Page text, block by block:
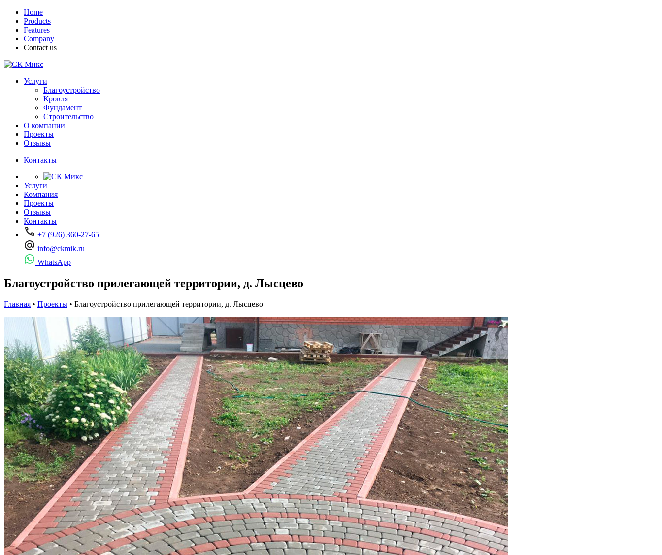
Home
Products
Features
Company
Contact us
Услуги
Благоустройство
Кровля
Фундамент
Строительство
О компании
Проекты
Отзывы
Контакты
Услуги
Компания
Проекты
Отзывы
Контакты
+7 (926) 360-27-65
info@ckmik.ru
WhatsApp
Благоустройство прилегающей территории, д. Лысцево
Главная • Проекты • Благоустройство прилегающей территории, д. Лысцево